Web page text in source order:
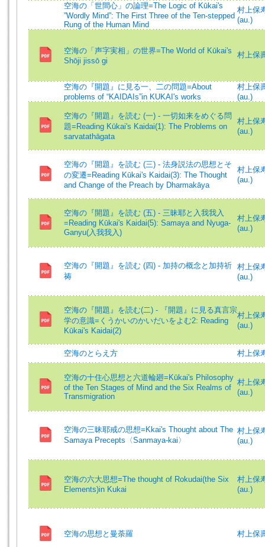
空海の「世間心」の論理=The Logic of Kūkai's
”Wordly Mind”: The First Three of the Ten-stepped
Rung of the Human Mind
村上保
(au.)
空海の「声字実相」の世界=The World of Kūkai's
Shōji jissō gi
村上保
空海の『開題』に見る一、二の問題=About
problems of “KAIDAIs”in KUKAI's works
村上保
(au.)
空海の『開題』を読む (一) - 一切如来をめぐる問
題=Reading Kūkai's Kaidai(1): The Problems on
sarvatathāgata
村上保
(au.)
空海の『開題』を読む (三) - 法身説法の思想とそ
の変遷=Reading Kūkai's Kaidai(3): The Thought
and Change of the Preach by Dharmakāya
村上保
(au.)
空海の『開題』を読む (五) - 三昧耶と入我我入
=Reading Kūkai's Kaidai(5): Samaya and Nyuga-
Ganyu(入我我入)
村上保
(au.)
空海の『開題』を読む (四) - 加持の概念と加持祈
祷
村上保
(au.)
空海の『開題』を読む(二) - 『開題』に見る真言宗
学の意識=くうかいのかいだいをよむ2: Reading
Kūkai's Kaidai(2)
村上保
(au.)
空海のとらえ方 村上保
空海の十住心思想と六道輪廻=Kūkai's Philosophy
of the Ten Stages of Mind and the Six Realms of
Transmigration
村上保
(au.)
空海の三昧耶戒の思想=Kkai's Thought about The
Samaya Precepts〈Sanmaya-kai〉
村上保
(au.)
空海の六大思想=The thought of Rokudai(the Six
Elements)in Kukai
村上保
(au.)
空海の思想と曼荼羅 村上保